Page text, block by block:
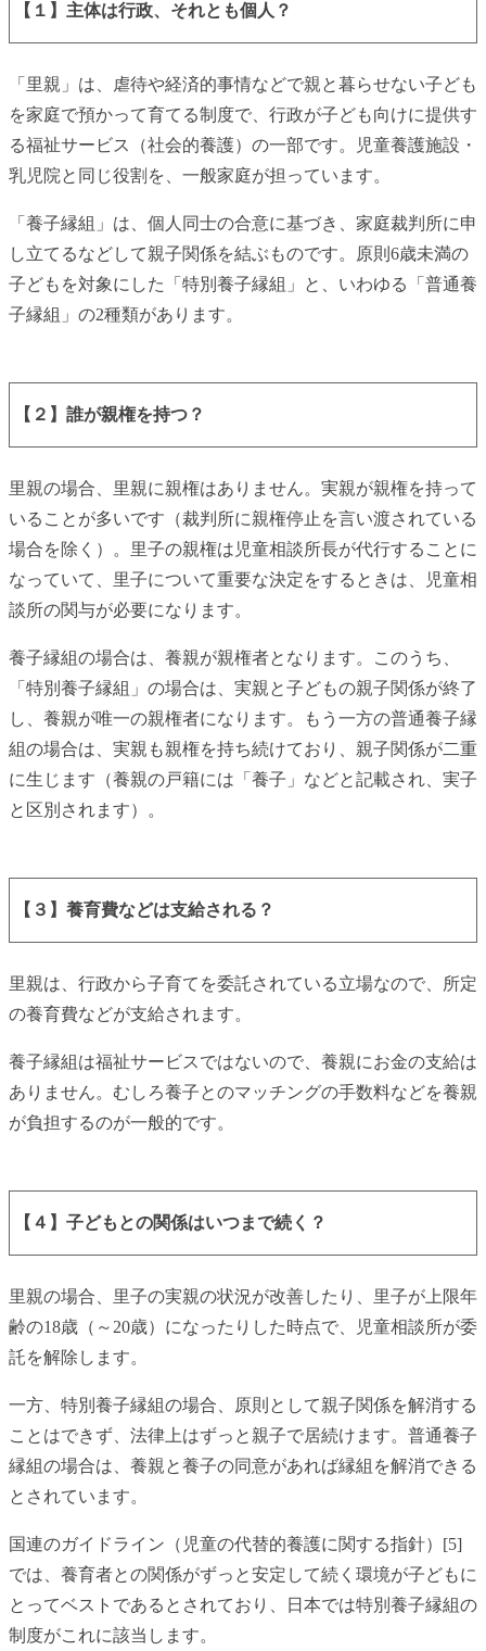
【１】主体は行政、それとも個人？
「里親」は、虐待や経済的事情などで親と暮らせない子ども
を家庭で預かって育てる制度で、行政が子ども向けに提供す
る福祉サービス（社会的養護）の一部です。児童養護施設・
乳児院と同じ役割を、一般家庭が担っています。
「養子縁組」は、個人同士の合意に基づき、家庭裁判所に申
し立てるなどして親子関係を結ぶものです。原則6歳未満の
子どもを対象にした「特別養子縁組」と、いわゆる「普通養
子縁組」の2種類があります。
【２】誰が親権を持つ？
里親の場合、里親に親権はありません。実親が親権を持って
いることが多いです（裁判所に親権停止を言い渡されている
場合を除く）。里子の親権は児童相談所長が代行することに
なっていて、里子について重要な決定をするときは、児童相
談所の関与が必要になります。
養子縁組の場合は、養親が親権者となります。このうち、
「特別養子縁組」の場合は、実親と子どもの親子関係が終了
し、養親が唯一の親権者になります。もう一方の普通養子縁
組の場合は、実親も親権を持ち続けており、親子関係が二重
に生じます（養親の戸籍には「養子」などと記載され、実子
と区別されます）。
【３】養育費などは支給される？
里親は、行政から子育てを委託されている立場なので、所定
の養育費などが支給されます。
養子縁組は福祉サービスではないので、養親にお金の支給は
ありません。むしろ養子とのマッチングの手数料などを養親
が負担するのが一般的です。
【４】子どもとの関係はいつまで続く？
里親の場合、里子の実親の状況が改善したり、里子が上限年
齢の18歳（～20歳）になったりした時点で、児童相談所が委
託を解除します。
一方、特別養子縁組の場合、原則として親子関係を解消する
ことはできず、法律上はずっと親子で居続けます。普通養子
縁組の場合は、養親と養子の同意があれば縁組を解消できる
とされています。
国連のガイドライン（児童の代替的養護に関する指針）[5]
では、養育者との関係がずっと安定して続く環境が子どもに
とってベストであるとされており、日本では特別養子縁組の
制度がこれに該当します。